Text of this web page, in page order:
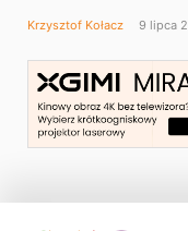
Krzysztof Kołacz 9 lipca